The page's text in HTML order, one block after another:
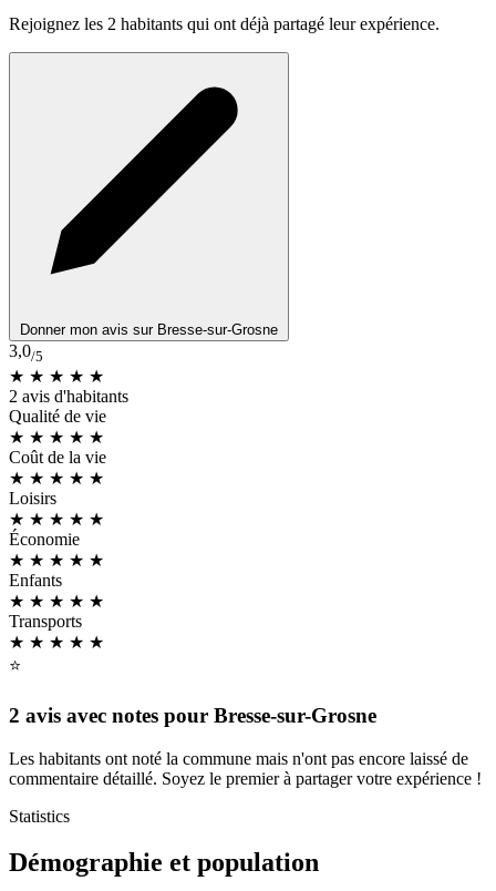
Rejoignez les 2 habitants qui ont déjà partagé leur expérience.
Donner mon avis sur Bresse-sur-Grosne
3,0/5
★ ★ ★ ★ ★
2 avis d'habitants
Qualité de vie
★ ★ ★ ★ ★
Coût de la vie
★ ★ ★ ★ ★
Loisirs
★ ★ ★ ★ ★
Économie
★ ★ ★ ★ ★
Enfants
★ ★ ★ ★ ★
Transports
★ ★ ★ ★ ★
⭐
2 avis avec notes pour Bresse-sur-Grosne
Les habitants ont noté la commune mais n'ont pas encore laissé de
commentaire détaillé. Soyez le premier à partager votre expérience !
Statistics
Démographie et population